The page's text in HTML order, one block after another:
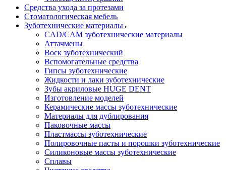
Средства ухода за протезами
Стоматологическая мебель
Зуботехнические материалы
CAD/CAM зуботехнические материалы
Аттачмены
Воск зуботехнический
Вспомогательные средства
Гипсы зуботехнические
Жидкости и лаки зуботехнические
Зубы акриловые HUGE DENT
Изготовление моделей
Керамические массы зуботехнические
Материалы для дублирования
Паковочные массы
Пластмассы зуботехнические
Полировочные пасты и порошки зуботехнические
Силиконовые массы зуботехнические
Сплавы